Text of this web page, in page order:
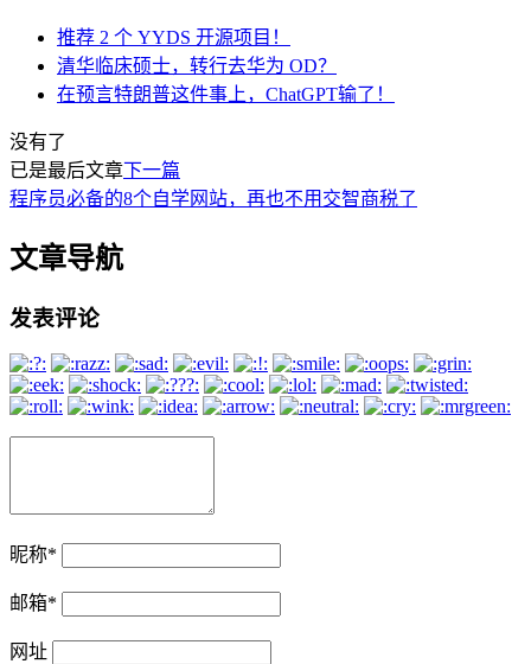
推荐 2 个 YYDS 开源项目！
清华临床硕士，转行去华为 OD？
在预言特朗普这件事上，ChatGPT输了！
没有了
已是最后文章下一篇
程序员必备的8个自学网站，再也不用交智商税了
文章导航
发表评论
昵称*
邮箱*
网址